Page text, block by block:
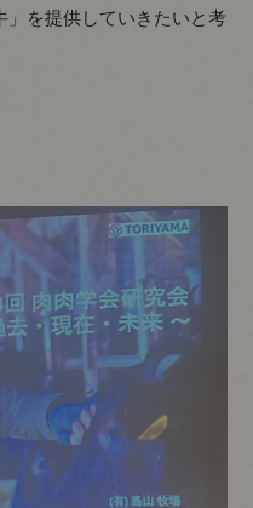
」を提供していきたいと考